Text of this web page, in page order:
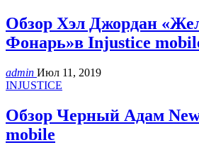
Обзор Хэл Джордан
Фонарь»в Injustice
admin Июл 11, 2019
INJUSTICE
Обзор Черный Адам
mobile